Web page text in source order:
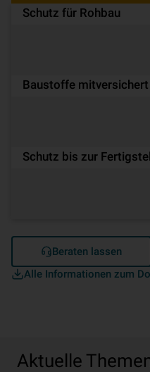
Schutz für Rohbau
Baustoffe mitversichert
Schutz bis zur
Alle Informationen zum
Beraten lassen
Aktuelle